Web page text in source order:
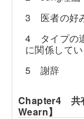
3 医者の好
4 タイプの
に関係して
5 謝辞
Chapter4 共
Wearn】